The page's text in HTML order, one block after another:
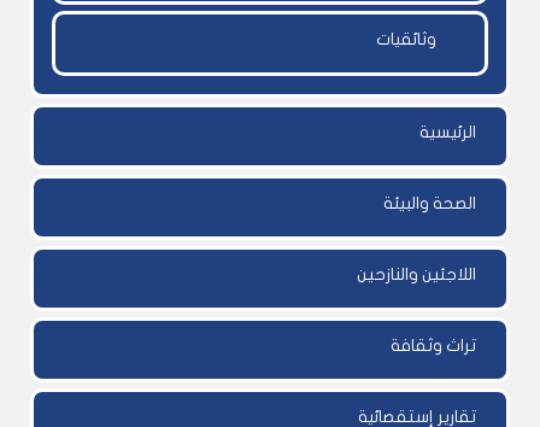
وثائقيات
الرئيسية
الصحة والبيئة
اللاجئين والنازحين
تراث وثقافة
تقارير إستقصائية